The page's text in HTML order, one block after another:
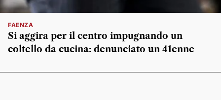
FAENZA
Si aggira per il centro impugnando un
coltello da cucina: denunciato un 41enne